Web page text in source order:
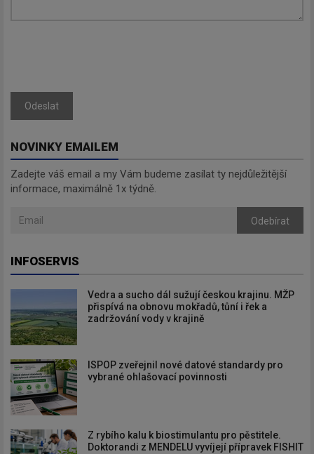
Odeslat
NOVINKY EMAILEM
Zadejte váš email a my Vám budeme zasílat ty nejdůležitější
informace, maximálně 1x týdně.
Odebírat
INFOSERVIS
Vedra a sucho dál sužují českou krajinu. MŽP
přispívá na obnovu mokřadů, tůní i řek a
zadržování vody v krajině
ISPOP zveřejnil nové datové standardy pro
vybrané ohlašovací povinnosti
Z rybího kalu k biostimulantu pro pěstitele.
Doktorandi z MENDELU vyvíjejí přípravek FISHIT